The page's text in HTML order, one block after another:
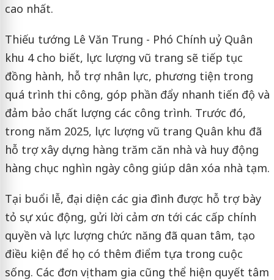
cao nhất.
Thiếu tướng Lê Văn Trung - Phó Chính uỷ Quân
khu 4 cho biết, lực lượng vũ trang sẽ tiếp tục
đồng hành, hỗ trợ nhân lực, phương tiện trong
quá trình thi công, góp phần đẩy nhanh tiến độ và
đảm bảo chất lượng các công trình. Trước đó,
trong năm 2025, lực lượng vũ trang Quân khu đã
hỗ trợ xây dựng hàng trăm căn nhà và huy động
hàng chục nghìn ngày công giúp dân xóa nhà tạm.
Tại buổi lễ, đại diện các gia đình được hỗ trợ bày
tỏ sự xúc động, gửi lời cảm ơn tới các cấp chính
quyền và lực lượng chức năng đã quan tâm, tạo
điều kiện để họ có thêm điểm tựa trong cuộc
sống. Các đơn vị tham gia cũng thể hiện quyết tâm